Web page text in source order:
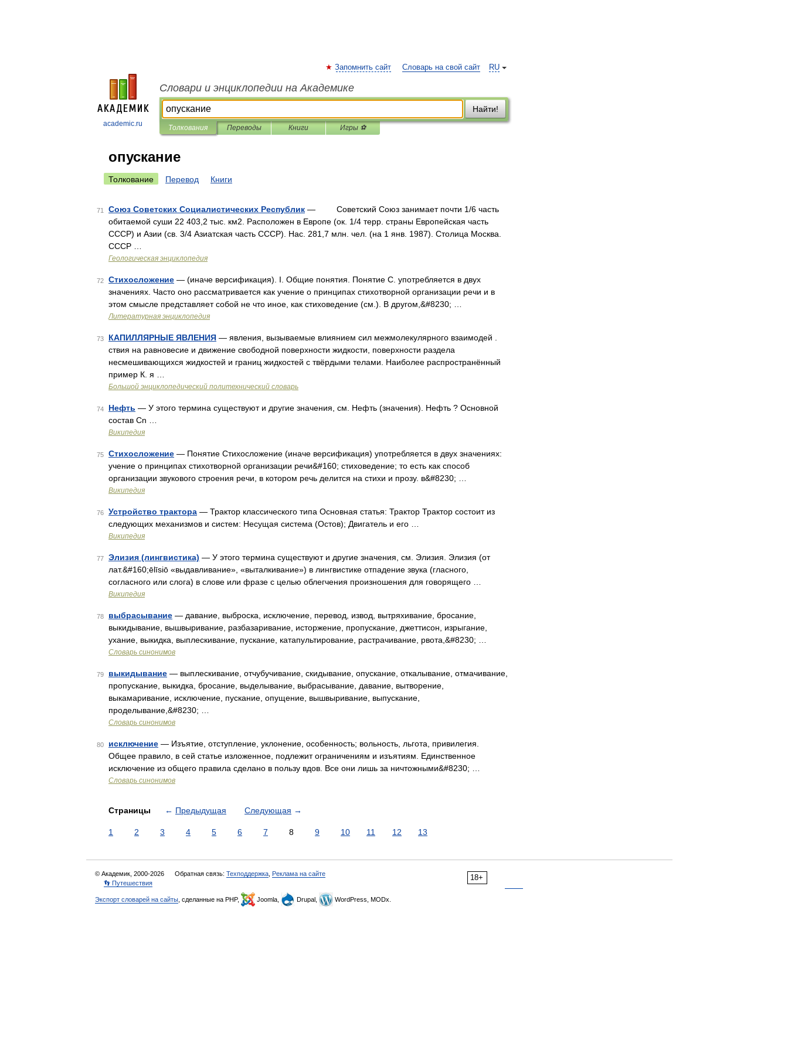
academic.ru
RU
Запомнить сайт Словарь на свой сайт
Словари и энциклопедии на Академике
Найти!
Толкования Переводы Книги Игры ⚽
опускание
Толкование Перевод Книги
71 Союз Советских Социалистических Республик — Cоветский Cоюз занимает почти 1/6 часть
обитаемой суши 22 403,2 тыс. км2. Pасположен в Eвропе (ок. 1/4 терр. страны Eвропейская часть
CCCP) и Aзии (св. 3/4 Aзиатская часть CCCP). Hac. 281,7 млн. чел. (на 1 янв. 1987). Cтолица Mосква.
CCCP …
Геологическая энциклопедия
72 Стихосложение — (иначе версификация). I. Общие понятия. Понятие С. употребляется в двух
значениях. Часто оно рассматривается как учение о принципах стихотворной организации речи и в
этом смысле представляет собой не что иное, как стиховедение (см.). В другом,&#8230; …
Литературная энциклопедия
73 КАПИЛЛЯРНЫЕ ЯВЛЕНИЯ — явления, вызываемые влиянием сил межмолекулярного взаимодей .
ствия на равновесие и движение свободной поверхности жидкости, поверхности раздела
несмешивающихся жидкостей и границ жидкостей с твёрдыми телами. Наиболее распространённый
пример К. я …
Большой энциклопедический политехнический словарь
74 Нефть — У этого термина существуют и другие значения, см. Нефть (значения). Нефть ? Основной
состав Сn …
Википедия
75 Стихосложение — Понятие Стихосложение (иначе версификация) употребляется в двух значениях:
учение о принципах стихотворной организации речи&#160; стиховедение; то есть как способ
организации звукового строения речи, в котором речь делится на стихи и прозу. в&#8230; …
Википедия
76 Устройство трактора — Трактор классического типа Основная статья: Трактор Трактор состоит из
следующих механизмов и систем: Несущая система (Остов); Двигатель и его …
Википедия
77 Элизия (лингвистика) — У этого термина существуют и другие значения, см. Элизия. Элизия (от
лат.&#160;ēlīsiō «выдавливание», «выталкивание») в лингвистике отпадение звука (гласного,
согласного или слога) в слове или фразе с целью облегчения произношения для говорящего …
Википедия
78 выбрасывание — давание, выброска, исключение, перевод, извод, вытряхивание, бросание,
выкидывание, вышвыривание, разбазаривание, исторжение, пропускание, джеттисон, изрыгание,
ухание, выкидка, выплескивание, пускание, катапультирование, растрачивание, рвота,&#8230; …
Словарь синонимов
79 выкидывание — выплескивание, отчубучивание, скидывание, опускание, откалывание, отмачивание,
пропускание, выкидка, бросание, выделывание, выбрасывание, давание, вытворение,
выкамаривание, исключение, пускание, опущение, вышвыривание, выпускание,
проделывание,&#8230; …
Словарь синонимов
80 исключение — Изъятие, отступление, уклонение, особенность; вольность, льгота, привилегия.
Общее правило, в сей статье изложенное, подлежит ограничениям и изъятиям. Единственное
исключение из общего правила сделано в пользу вдов. Все они лишь за ничтожными&#8230; …
Словарь синонимов
Страницы ← Предыдущая Следующая →
1 2 3 4 5 6 7 8 9 10 11 12 13
18+
© Академик, 2000-2026 Обратная связь: Техподдержка Реклама на сайте
👣 Путешествия
Экспорт словарей на сайты , сделанные на PHP, Joomla, Drupal, WordPress, MODx.